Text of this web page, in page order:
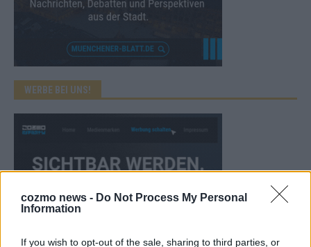
cozmo news - Do Not Process My Personal
Information
If you wish to opt-out of the sale, sharing to third parties, or
WERBE BEI UNS!